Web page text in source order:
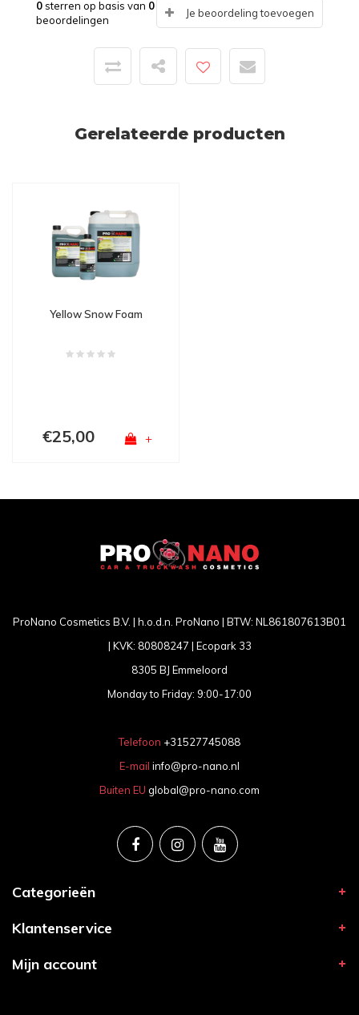
0sterren op basis van 0
beoordelingen
Je beoordeling toevoegen
Gerelateerde producten
Yellow Snow Foam
€25,00 +
ProNano Cosmetics B.V. | h.o.d.n. ProNano | BTW: NL861807613B01
| KVK: 80808247 | Ecopark 33
8305 BJ Emmeloord
Monday to Friday: 9:00-17:00
Telefoon +31527745088
E-mail info@pro-nano.nl
Buiten EU global@pro-nano.com
Categorieën
Klantenservice
Mijn account